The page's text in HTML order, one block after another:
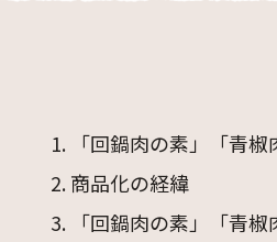
「回鍋肉の素」「青
商品化の経緯
「回鍋肉の素」「青